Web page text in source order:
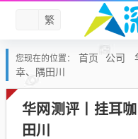
繁
您现在的位置： 首页 公司
幸、隅田川
华网测评丨挂耳
田川